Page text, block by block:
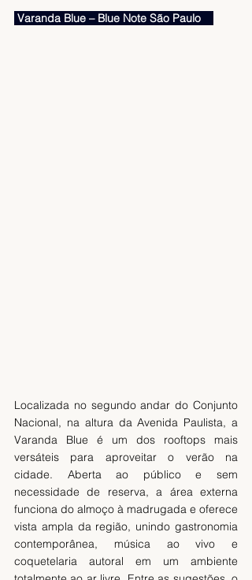
Varanda Blue – Blue Note São Paulo
Localizada no segundo andar do Conjunto
Nacional, na altura da Avenida Paulista, a
Varanda Blue é um dos rooftops mais
versáteis para aproveitar o verão na
cidade. Aberta ao público e sem
necessidade de reserva, a área externa
funciona do almoço à madrugada e oferece
vista ampla da região, unindo gastronomia
contemporânea, música ao vivo e
coquetelaria autoral em um ambiente